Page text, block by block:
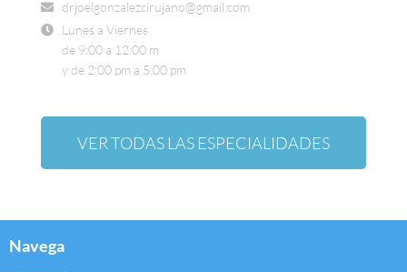
drjoelgonzalezcirujano@gmail.com
Lunes a Viernes
de 9:00 a 12:00 m
y de 2:00 pm a 5:00 pm
VER TODAS LAS ESPECIALIDADES
Navega